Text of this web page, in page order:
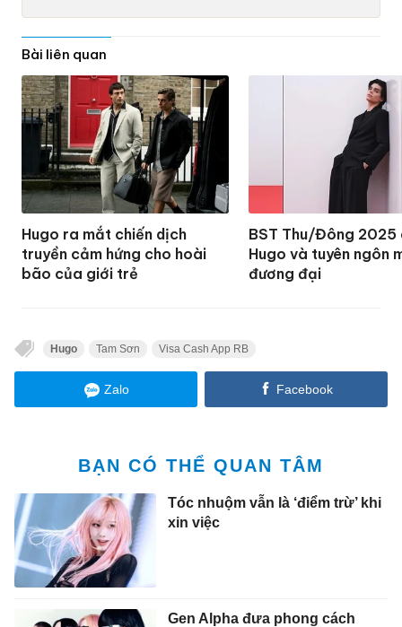
Bài liên quan
Hugo ra mắt chiến dịch
truyền cảm hứng cho hoài
bão của giới trẻ
BST Thu/Đông 2025
Hugo và tuyên ngôn
đương đại
Hugo Tam Sơn Visa Cash App RB
Zalo Facebook
BẠN CÓ THỂ QUAN TÂM
Tóc nhuộm vẫn là ‘điểm trừ’ khi
xin việc
Gen Alpha đưa phong cách